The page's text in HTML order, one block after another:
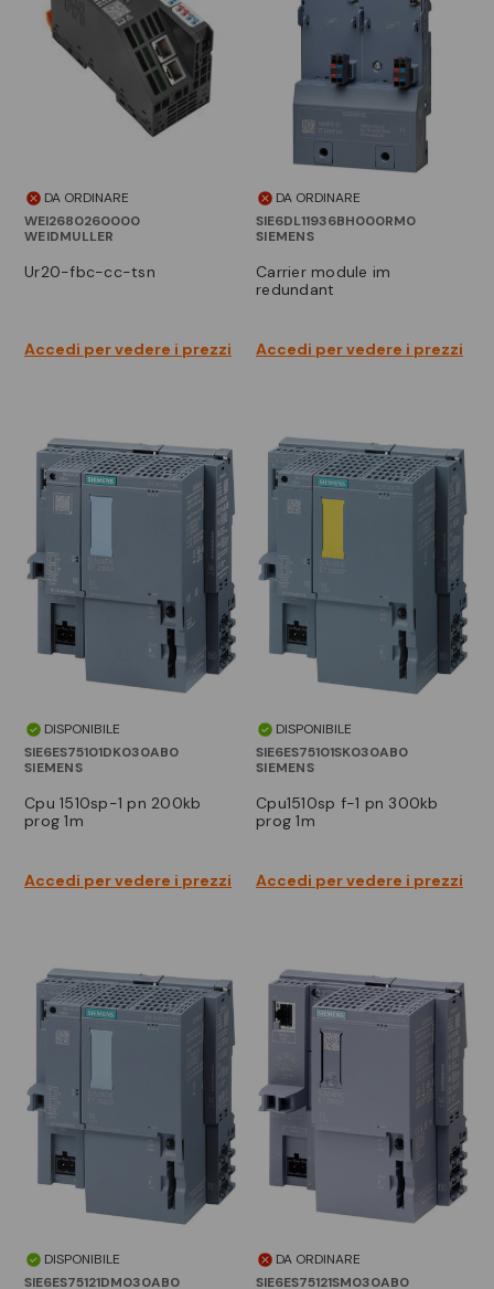
DA ORDINARE
WEI2680260000
WEIDMULLER
ur20-fbc-cc-tsn
Accedi per vedere i prezzi
DA ORDINARE
SIE6DL11936BH000RM0
SIEMENS
carrier module im
redundant
Accedi per vedere i prezzi
DISPONIBILE
SIE6ES75101DK030AB0
SIEMENS
cpu 1510sp-1 pn 200kb
prog 1m
Accedi per vedere i prezzi
DISPONIBILE
SIE6ES75101SK030AB0
SIEMENS
cpu1510sp f-1 pn 300kb
prog 1m
Accedi per vedere i prezzi
DISPONIBILE
SIE6ES75121DM030AB0
DA ORDINARE
SIE6ES75121SM030AB0